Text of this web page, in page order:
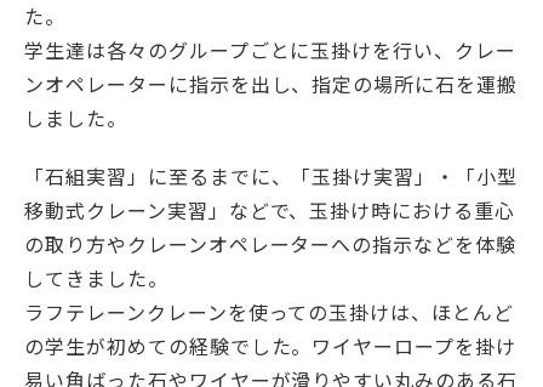
イベント
お問い合わせ
資料請求
寄附のお願い
採用情報
関連リンク
た。
学生達は各々のグループごとに玉掛けを行い、クレー
ンオペレーターに指示を出し、指定の場所に石を運搬
しました。
「石組実習」に至るまでに、「玉掛け実習」・「小型
移動式クレーン実習」などで、玉掛け時における重心
の取り方やクレーンオペレーターへの指示などを体験
してきました。
ラフテレーンクレーンを使っての玉掛けは、ほとんど
の学生が初めての経験でした。ワイヤーロープを掛け
易い角ばった石やワイヤーが滑りやすい丸みのある石